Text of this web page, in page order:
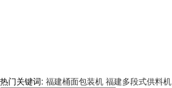
热门关键词: 福建桶面包装机 福建多段式供料机